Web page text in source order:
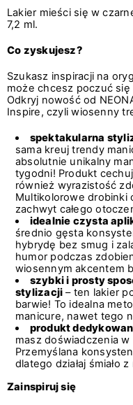
Lakier mieści się w
7,2 ml.
Co zyskujesz?
Szukasz inspiracji na
może chcesz poczuć
Odkryj nowość od
Inspire, czyli wiosenny
spektakularna
sama kreuj trendy
absolutnie unikalny
tygodni! Produkt
również wyrazistość
Multikolorowe drobinki
zachwyt całego
idealnie czysta
średnio gęsta
hybrydę bez smug i
humor podczas
wiosennym akcentem
szybki i prosty
stylizacji – ten lakier
barwie! To idealna
manicure, nawet tego
produkt
masz doświadczenia w
Przemyślana
dlatego działaj śmiało z
Zainspiruj się